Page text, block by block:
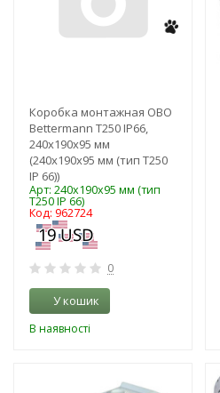
Коробка монтажная OBO
Bettermann T250 IP66,
240x190x95 мм
(240x190x95 мм (тип Т250
IP 66))
Арт: 240x190x95 мм (тип
Т250 IP 66)
Код: 962724
0
У кошик
В наявності